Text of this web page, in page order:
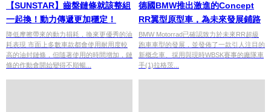
【SUNSTAR】齒盤鏈條就該整組
一起換！動力傳遞更加穩定！
降低摩擦帶來的動力損耗，換來更優秀的油
耗表現 市面上多數車款都會使用耐用度較
高的油封鏈條，但隨著使用的時間增加，鏈
條的作動會開始變得不順暢...
德國BMW推出激進的Concept
RR翼型原型車，為未來發展鋪路
BMW Motorrad已確認致力於未來RR超級
跑車車型的發展，並發佈了一款引人注目的
新概念車、採用與現時WBSK賽事的廠隊車
手(1)拉格茨...